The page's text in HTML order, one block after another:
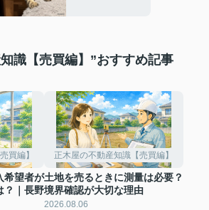
識【売買編】”おすすめ記事
買編】
希望者が
？｜長野
正木屋の不動産知識【売買編】
土地を売るときに測量は必要？
境界確認が大切な理由
2026.08.06